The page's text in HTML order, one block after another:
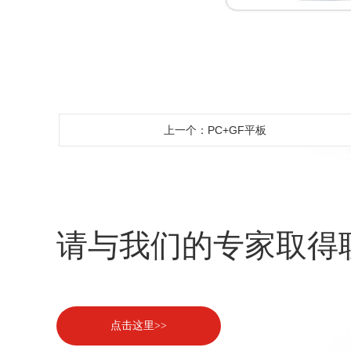
上一个：PC+GF平板
请与我们的专家取得
点击这里>>